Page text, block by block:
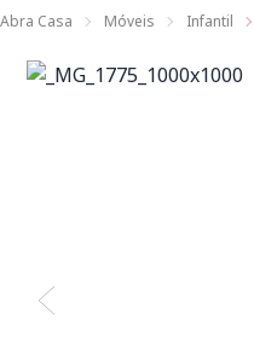
Abra Casa Móveis Infantil